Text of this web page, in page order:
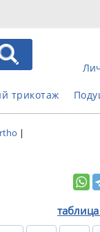
трикотаж
|